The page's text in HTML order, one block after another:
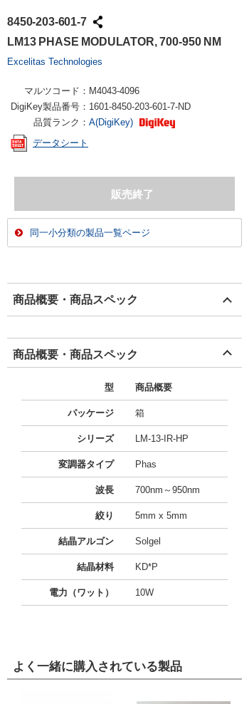
8450-203-601-7
LM13 PHASE MODULATOR, 700-950 NM
Excelitas Technologies
マルツコード： M4043-4096
DigiKey製品番号： 1601-8450-203-601-7-ND
品質ランク： A(DigiKey)
データシート
同一小分類の製品一覧ページ
商品概要・商品スペック
商品概要・商品スペック
型 商品概要
パッケージ 箱
シリーズ LM-13-IR-HP
変調器タイプ Phas
波長 700nm～950nm
絞り 5mm x 5mm
結晶アルゴン Solgel
結晶材料 KD*P
電力（ワット） 10W
よく一緒に購入されている製品